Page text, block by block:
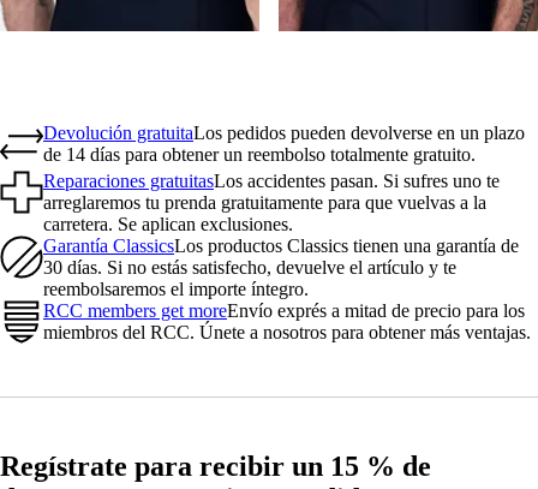
Devolución gratuitaLos pedidos pueden devolverse en un plazo
de 14 días para obtener un reembolso totalmente gratuito.
Reparaciones gratuitasLos accidentes pasan. Si sufres uno te
arreglaremos tu prenda gratuitamente para que vuelvas a la
carretera. Se aplican exclusiones.
Garantía ClassicsLos productos Classics tienen una garantía de
30 días. Si no estás satisfecho, devuelve el artículo y te
reembolsaremos el importe íntegro.
RCC members get moreEnvío exprés a mitad de precio para los
miembros del RCC. Únete a nosotros para obtener más ventajas.
Regístrate para recibir un 15 % de